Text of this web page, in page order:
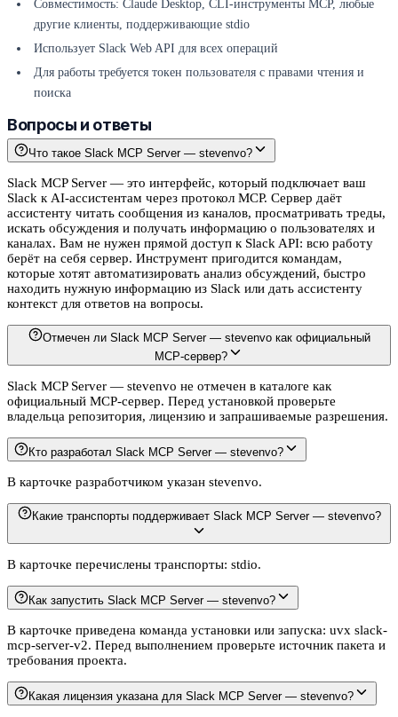
Совместимость: Claude Desktop, CLI-инструменты MCP, любые
другие клиенты, поддерживающие stdio
Использует Slack Web API для всех операций
Для работы требуется токен пользователя с правами чтения и
поиска
Вопросы и ответы
Что такое Slack MCP Server — stevenvo?
Slack MCP Server — это интерфейс, который подключает ваш
Slack к AI-ассистентам через протокол MCP. Сервер даёт
ассистенту читать сообщения из каналов, просматривать треды,
искать обсуждения и получать информацию о пользователях и
каналах. Вам не нужен прямой доступ к Slack API: всю работу
берёт на себя сервер. Инструмент пригодится командам,
которые хотят автоматизировать анализ обсуждений, быстро
находить нужную информацию из Slack или дать ассистенту
контекст для ответов на вопросы.
Отмечен ли Slack MCP Server — stevenvo как официальный
MCP-сервер?
Slack MCP Server — stevenvo не отмечен в каталоге как
официальный MCP-сервер. Перед установкой проверьте
владельца репозитория, лицензию и запрашиваемые разрешения.
Кто разработал Slack MCP Server — stevenvo?
В карточке разработчиком указан stevenvo.
Какие транспорты поддерживает Slack MCP Server — stevenvo?
В карточке перечислены транспорты: stdio.
Как запустить Slack MCP Server — stevenvo?
В карточке приведена команда установки или запуска: uvx slack-
mcp-server-v2. Перед выполнением проверьте источник пакета и
требования проекта.
Какая лицензия указана для Slack MCP Server — stevenvo?